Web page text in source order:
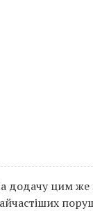
додачу цим же